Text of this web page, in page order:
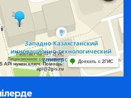
Работает на API 2ГИС
Лицензионное соглашение
API нужен ключ. Помощь:
api@2gis.ru
Доехать с 2ГИС